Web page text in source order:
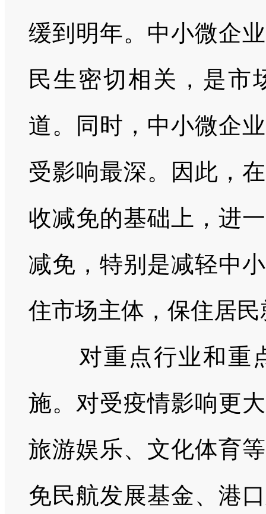
缓到明年。中小微企
民生密切相关，是市
道。同时，中小微企
受影响最深。因此，
收减免的基础上，进
减免，特别是减轻中
住市场主体，保住居
对重点行业和重
施。对受疫情影响更
旅游娱乐、文化体育
免民航发展基金、港